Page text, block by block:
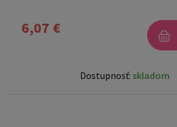
6,07 €
Dostupnosť: skladom